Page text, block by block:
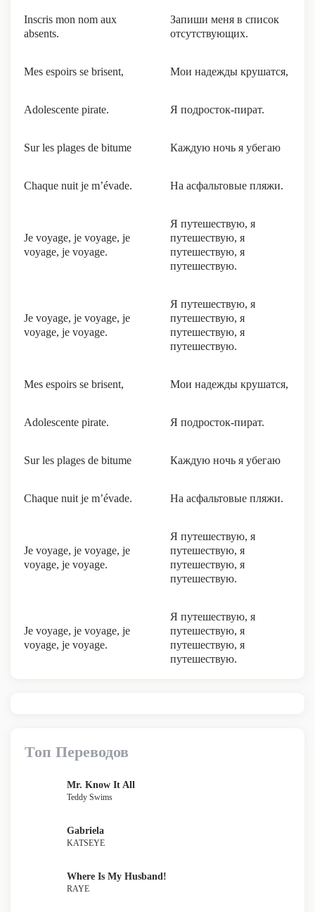
Inscris mon nom aux
absents.
Запиши меня в список
отсутствующих.
Mes espoirs se brisent, Мои надежды крушатся,
Adolescente pirate. Я подросток-пират.
Sur les plages de bitume Каждую ночь я убегаю
Chaque nuit je m’évade. На асфальтовые пляжи.
Je voyage, je voyage, je
voyage, je voyage.
Я путешествую, я
путешествую, я
путешествую, я
путешествую.
Je voyage, je voyage, je
voyage, je voyage.
Я путешествую, я
путешествую, я
путешествую, я
путешествую.
Mes espoirs se brisent, Мои надежды крушатся,
Adolescente pirate. Я подросток-пират.
Sur les plages de bitume Каждую ночь я убегаю
Chaque nuit je m’évade. На асфальтовые пляжи.
Je voyage, je voyage, je
voyage, je voyage.
Я путешествую, я
путешествую, я
путешествую, я
путешествую.
Je voyage, je voyage, je
voyage, je voyage.
Я путешествую, я
путешествую, я
путешествую, я
путешествую.
Топ Переводов
Mr. Know It All
Teddy Swims
Gabriela
KATSEYE
Where Is My Husband!
RAYE